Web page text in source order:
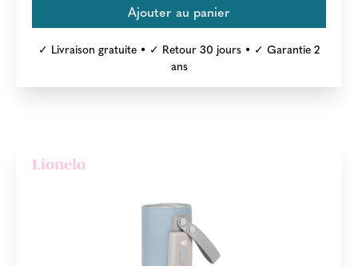
✓ Livraison gratuite • ✓ Retour 30 jours • ✓ Garantie 2
ans
Lionelo